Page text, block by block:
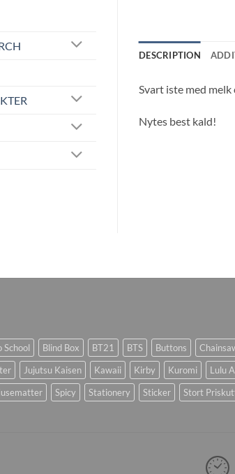
DESCRIPTION
Svart iste med
Nytes best kald!
School Blind Box BT21 BTS Buttons
Jujutsu Kaisen Kawaii Kirby Kuromi Lulu
Spicy Stationery Sticker Stort